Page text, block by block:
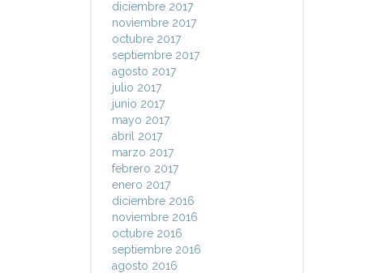
diciembre 2017
noviembre 2017
octubre 2017
septiembre 2017
agosto 2017
julio 2017
junio 2017
mayo 2017
abril 2017
marzo 2017
febrero 2017
enero 2017
diciembre 2016
noviembre 2016
octubre 2016
septiembre 2016
agosto 2016